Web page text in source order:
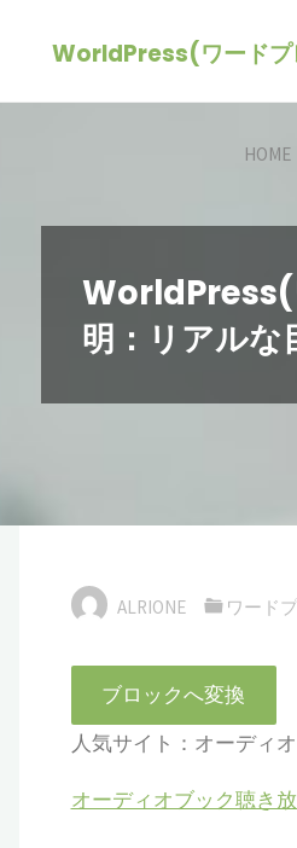
WorldPress(ワードプ
HOME
WorldPress(
明：リアルな
ALRIONE ワード
ブロックへ変換
人気サイト：オーディ
オーディオブック聴き